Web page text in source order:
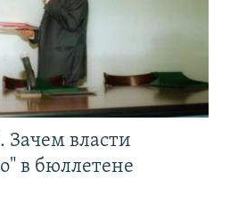
Зачем власти
в бюллетене